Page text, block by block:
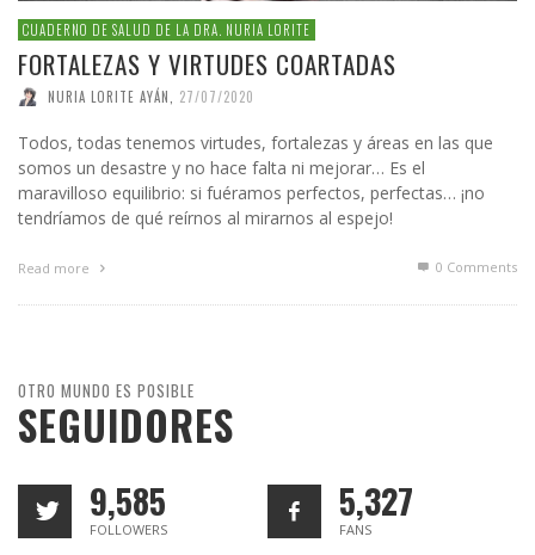
CUADERNO DE SALUD DE LA DRA. NURIA LORITE
FORTALEZAS Y VIRTUDES COARTADAS
NURIA LORITE AYÁN 27/07/2020
Todos, todas tenemos virtudes, fortalezas y áreas en las que
somos un desastre y no hace falta ni mejorar… Es el
maravilloso equilibrio: si fuéramos perfectos, perfectas… ¡no
tendríamos de qué reírnos al mirarnos al espejo!
Read more 0 Comments
OTRO MUNDO ES POSIBLE
SEGUIDORES
9,585
FOLLOWERS
5,327
FANS